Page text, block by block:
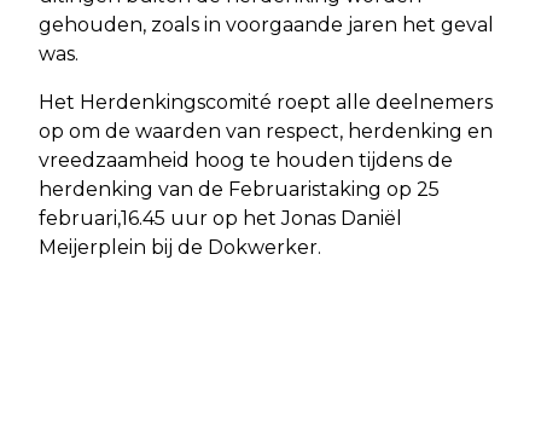
gehouden, zoals in voorgaande jaren het geval
was.
Het Herdenkingscomité roept alle deelnemers
op om de waarden van respect, herdenking en
vreedzaamheid hoog te houden tijdens de
herdenking van de Februaristaking op 25
februari,16.45 uur op het Jonas Daniël
Meijerplein bij de Dokwerker.